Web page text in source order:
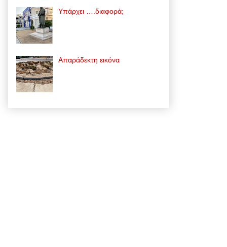
Υπάρχει ….διαφορά;
Απαράδεκτη εικόνα